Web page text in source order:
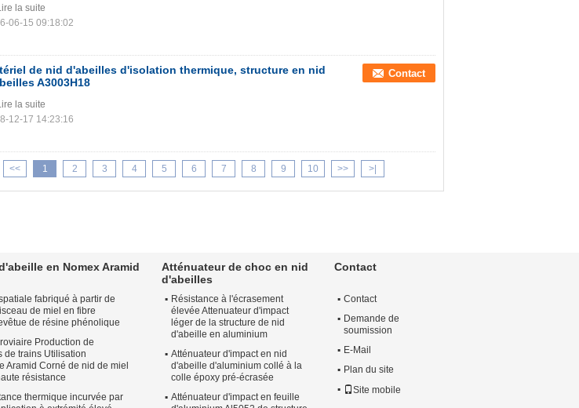
la suite
06-15 09:18:02
de nid d'abeilles d'isolation thermique, structure en nid
A3003H18
Contact
la suite
12-17 14:23:16
<< 1 2 3 4 5 6 7 8 9 10 >> >|
en Nomex Aramid
fabriqué à partir de
de miel en fibre
de résine phénolique
Production de
de trains Utilisation
Aramid Corné de nid de miel
résistance
thermique incurvée par
Atténuateur de choc en nid
d'abeilles
Résistance à l'écrasement
élevée Attenuateur d'impact
léger de la structure de nid
d'abeille en aluminium
Atténuateur d'impact en nid
d'abeille d'aluminium collé à la
colle époxy pré-écrasée
Atténuateur d'impact en feuille
Contact
Contact
Demande de
soumission
E-Mail
Plan du site
Site mobile